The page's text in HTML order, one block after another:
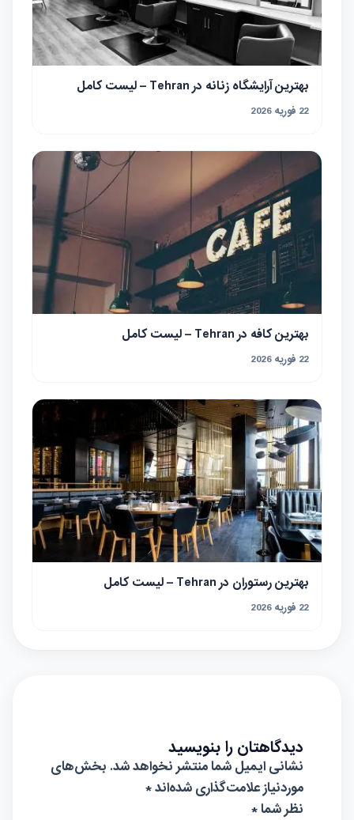
بهترین آرایشگاه زنانه در Tehran – لیست کامل
22 فوریه 2026
بهترین کافه در Tehran – لیست کامل
22 فوریه 2026
بهترین رستوران در Tehran – لیست کامل
22 فوریه 2026
دیدگاهتان را بنویسید
نشانی ایمیل شما منتشر نخواهد شد. بخش‌های
موردنیاز علامت‌گذاری شده‌اند*
نظر شما *